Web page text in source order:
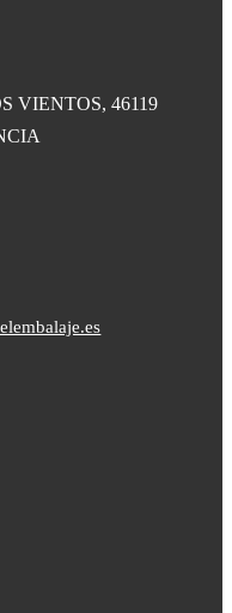
VIENTOS, 46119